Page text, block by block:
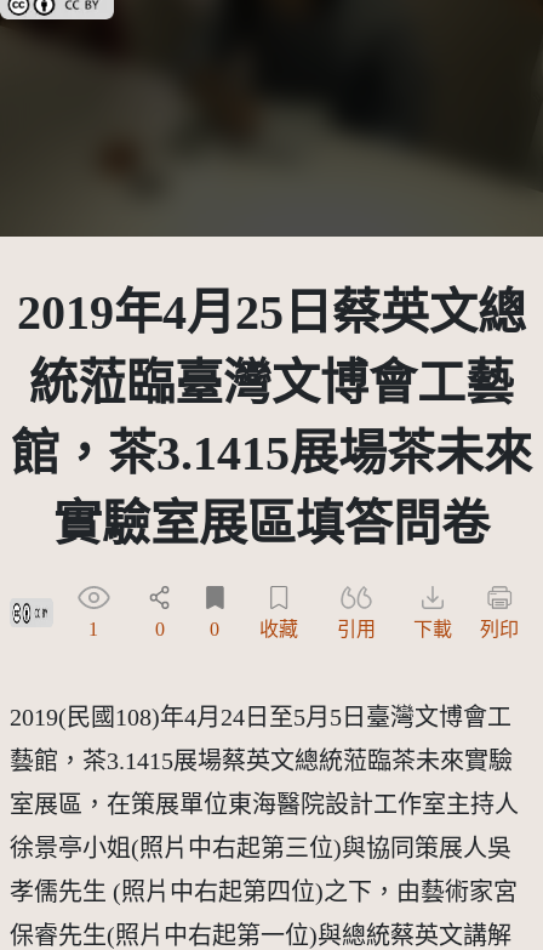
2019年4月25日蔡英文總
統蒞臨臺灣文博會工藝
館，茶3.1415展場茶未來
實驗室展區填答問卷
創用CC姓名標示 3.0 台灣及其後版本(CC BY 3.0 TW +)
1 0 0 收藏 引用 下載 列印
2019(民國108)年4月24日至5月5日臺灣文博會工
藝館，茶3.1415展場蔡英文總統蒞臨茶未來實驗
室展區，在策展單位東海醫院設計工作室主持人
徐景亭小姐(照片中右起第三位)與協同策展人吳
孝儒先生 (照片中右起第四位)之下，由藝術家宮
保睿先生(照片中右起第一位)與總統蔡英文講解